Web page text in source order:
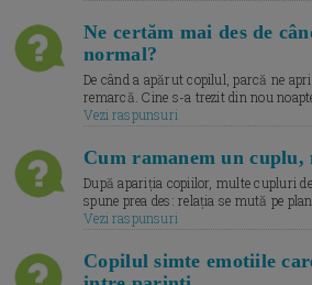
Ne certăm mai des de
normal?
De când a apărut copilul, parcă ne
remarcă. Cine s-a trezit din nou
Vezi raspunsuri
Cum ramanem un
După apariția copiilor, multe cupluri
spune prea des: relația se mută pe
Vezi raspunsuri
Copilul simte emotiile